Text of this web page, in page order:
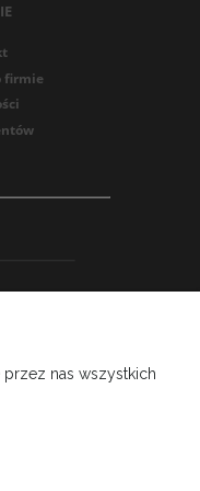
firmie
nas wszystkich